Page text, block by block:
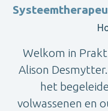
Welkom in
Alison
het
volwassenen en